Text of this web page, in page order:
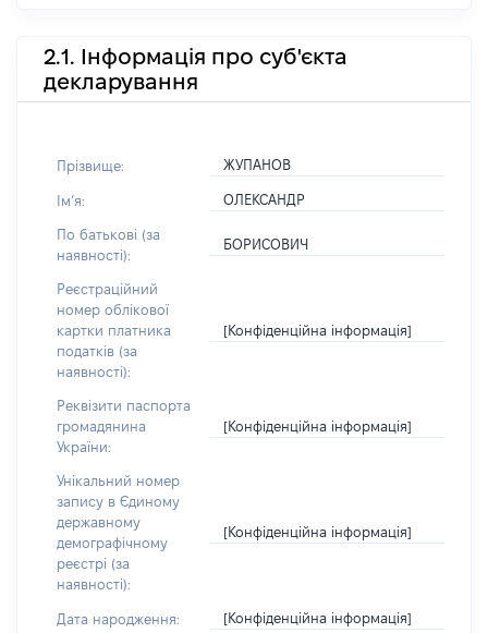
2.1. Інформація про суб'єкта
декларування
Прізвище: ЖУПАНОВ
Імʼя: ОЛЕКСАНДР
По батькові (за
наявності):
БОРИСОВИЧ
Реєстраційний
номер облікової
картки платника
податків (за
наявності):
[Конфіденційна інформація]
Реквізити паспорта
громадянина
України:
[Конфіденційна інформація]
Унікальний номер
запису в Єдиному
державному
демографічному
реєстрі (за
наявності):
[Конфіденційна інформація]
Дата народження: [Конфіденційна інформація]